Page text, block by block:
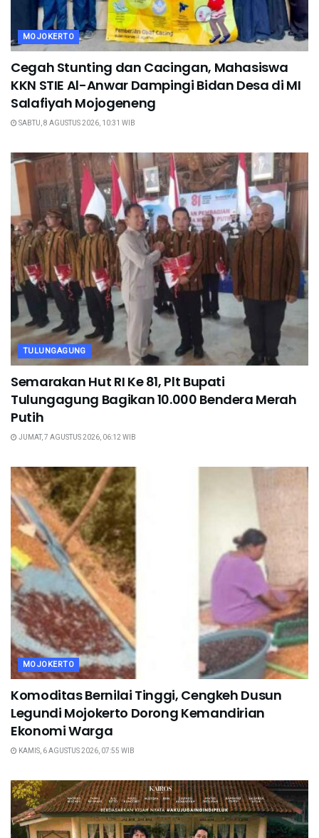
MOJOKERTO
Cegah Stunting dan Cacingan, Mahasiswa
KKN STIE Al-Anwar Dampingi Bidan Desa di MI
Salafiyah Mojogeneng
SABTU, 8 AGUSTUS 2026, 10:31 WIB
TULUNGAGUNG
Semarakan Hut RI Ke 81, Plt Bupati
Tulungagung Bagikan 10.000 Bendera Merah
Putih
JUMAT, 7 AGUSTUS 2026, 06:12 WIB
MOJOKERTO
Komoditas Bernilai Tinggi, Cengkeh Dusun
Legundi Mojokerto Dorong Kemandirian
Ekonomi Warga
KAMIS, 6 AGUSTUS 2026, 07:55 WIB